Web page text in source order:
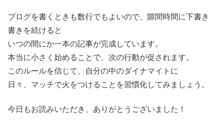
ブログを書くときも数行でもよいので、隙間時間に下書き
書きを続けると
いつの間にか一本の記事が完成しています。
本当に小さく始めることで、次の行動が促されます。
このルールを信じて、自分の中のダイナマイトに
日々、マッチで火をつけることを習慣化してみましょう。
今日もお読みいただき、ありがとうございました！